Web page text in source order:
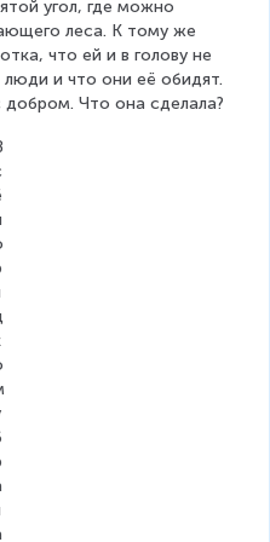
угол, где можно
леса. К тому же
что ей и в голову не
и что они её обидят.
Что она сделала?